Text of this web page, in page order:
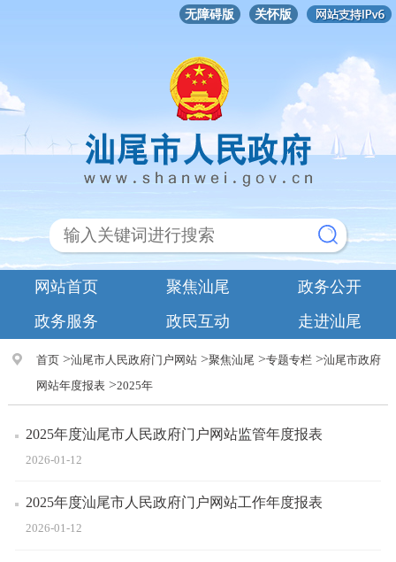
无障碍版 关怀版
网站首页 聚焦汕尾
政务公开
政务服务
政民互动 走进汕尾
首页>汕尾市人民政府门户网站>聚焦汕尾 >专题专栏>汕尾市政府
网站年度报表>2025年
2025年度汕尾市人民政府门户网站监管年度报表
2026-01-12
2025年度汕尾市人民政府门户网站工作年度报表
2026-01-12